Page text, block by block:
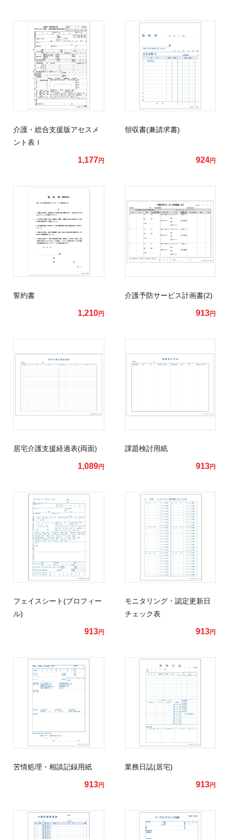
介護・総合支援版アセスメ
ント表Ⅰ
1,177円
領収書(兼請求書)
924円
誓約書
1,210円
介護予防サービス計画書(2)
913円
居宅介護支援経過表(両面)
1,089円
課題検討用紙
913円
フェイスシート(プロフィー
ル)
913円
モニタリング・認定更新日
チェック表
913円
苦情処理・相談記録用紙
913円
業務日誌(居宅)
913円